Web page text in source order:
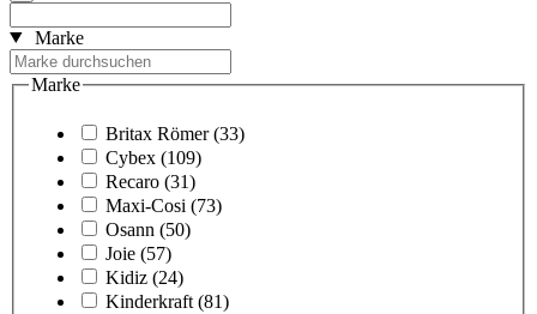
Marke
Marke
Britax Römer (33)
Cybex (109)
Recaro (31)
Maxi-Cosi (73)
Osann (50)
Joie (57)
Kidiz (24)
Kinderkraft (81)